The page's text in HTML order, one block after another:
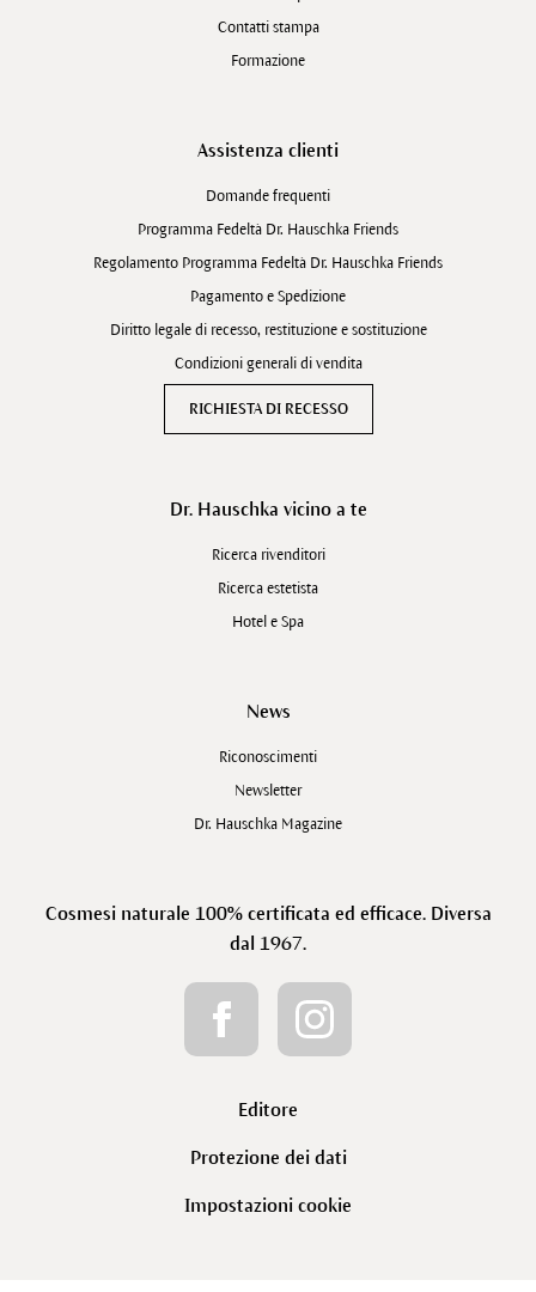
Contatti stampa
Formazione
Assistenza clienti
Domande frequenti
Programma Fedeltà Dr. Hauschka Friends
Regolamento Programma Fedeltà Dr. Hauschka Friends
Pagamento e Spedizione
Diritto legale di recesso, restituzione e sostituzione
Condizioni generali di vendita
RICHIESTA DI RECESSO
Dr. Hauschka vicino a te
Ricerca rivenditori
Ricerca estetista
Hotel e Spa
News
Riconoscimenti
Newsletter
Dr. Hauschka Magazine
Cosmesi naturale 100% certificata ed efficace. Diversa
dal 1967.
Editore
Protezione dei dati
Impostazioni cookie